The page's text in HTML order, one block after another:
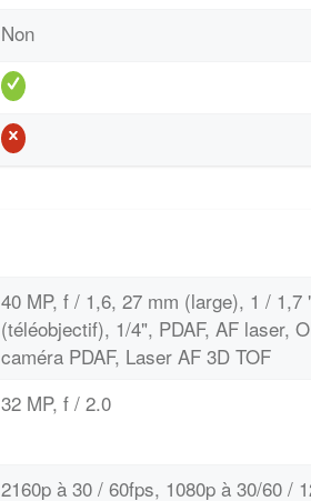
Non
40 MP, f / 1,6, 27 mm (large), 1 /
(téléobjectif), 1/4", PDAF, AF laser,
caméra PDAF, Laser AF 3D TOF
32 MP, f / 2.0
2160p à 30 / 60fps, 1080p à 30/60 /